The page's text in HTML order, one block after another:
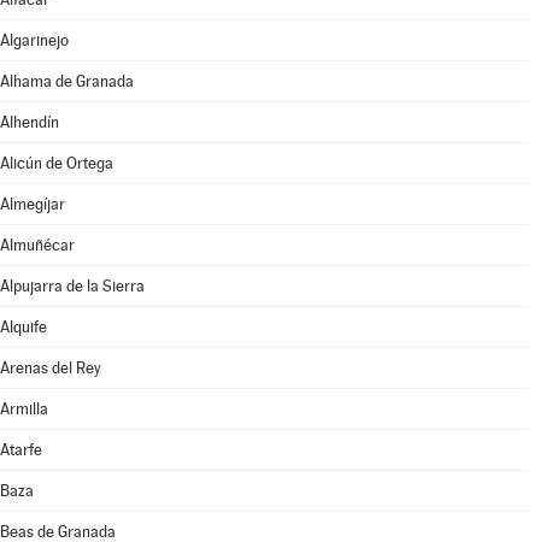
Algarinejo
Alhama de Granada
Alhendín
Alicún de Ortega
Almegíjar
Almuñécar
Alpujarra de la Sierra
Alquife
Arenas del Rey
Armilla
Atarfe
Baza
Beas de Granada